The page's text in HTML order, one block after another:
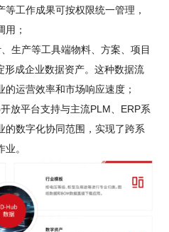
工作成果可按权限统一管理，
；
、生产等工具端物料、方案、项目
成企业数据资产。这种数据流
运营效率和市场响应速度；
开放平台支持与主流PLM、ERP系
的数字化协同范围，实现了跨系
。